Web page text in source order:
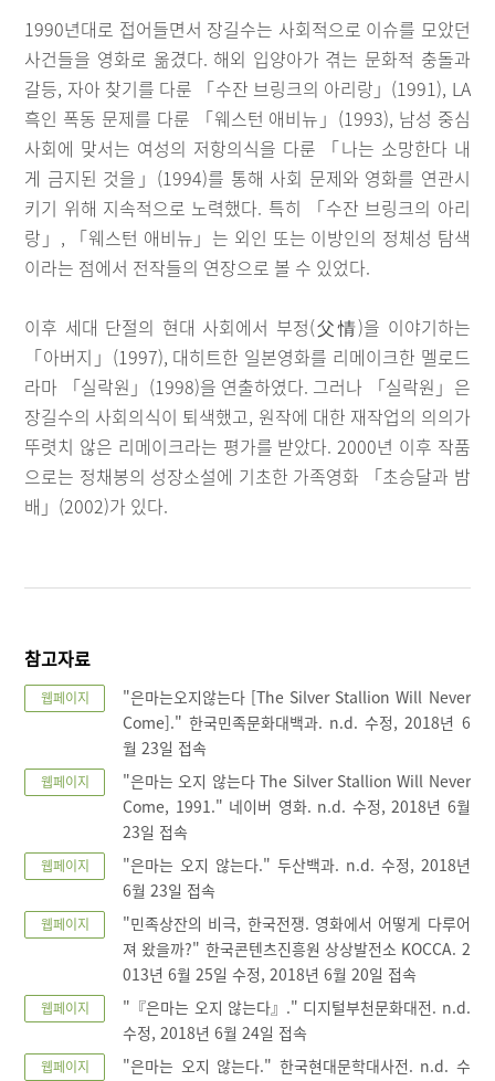
1990년대로 접어들면서 장길수는 사회적으로 이슈를 모았던
사건들을 영화로 옮겼다. 해외 입양아가 겪는 문화적 충돌과
갈등, 자아 찾기를 다룬 「수잔 브링크의 아리랑」(1991), LA
흑인 폭동 문제를 다룬 「웨스턴 애비뉴」(1993), 남성 중심
사회에 맞서는 여성의 저항의식을 다룬 「나는 소망한다 내
게 금지된 것을」(1994)를 통해 사회 문제와 영화를 연관시
키기 위해 지속적으로 노력했다. 특히 「수잔 브링크의 아리
랑」, 「웨스턴 애비뉴」는 외인 또는 이방인의 정체성 탐색
이라는 점에서 전작들의 연장으로 볼 수 있었다.
이후 세대 단절의 현대 사회에서 부정(父情)을 이야기하는
「아버지」(1997), 대히트한 일본영화를 리메이크한 멜로드
라마 「실락원」(1998)을 연출하였다. 그러나 「실락원」은
장길수의 사회의식이 퇴색했고, 원작에 대한 재작업의 의의가
뚜렷치 않은 리메이크라는 평가를 받았다. 2000년 이후 작품
으로는 정채봉의 성장소설에 기초한 가족영화 「초승달과 밤
배」(2002)가 있다.
참고자료
웹페이지
"은마는오지않는다 [The Silver Stallion Will Never
Come]." 한국민족문화대백과. n.d. 수정, 2018년 6
월 23일 접속
웹페이지
"은마는 오지 않는다 The Silver Stallion Will Never
Come, 1991." 네이버 영화. n.d. 수정, 2018년 6월
23일 접속
웹페이지
"은마는 오지 않는다." 두산백과. n.d. 수정, 2018년
6월 23일 접속
웹페이지
"민족상잔의 비극, 한국전쟁. 영화에서 어떻게 다루어
져 왔을까?" 한국콘텐츠진흥원 상상발전소 KOCCA. 2
013년 6월 25일 수정, 2018년 6월 20일 접속
웹페이지
"『은마는 오지 않는다』." 디지털부천문화대전. n.d.
수정, 2018년 6월 24일 접속
웹페이지
"은마는 오지 않는다." 한국현대문학대사전. n.d. 수